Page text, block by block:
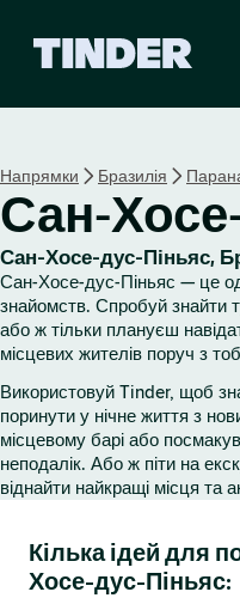
н
а
с
т
о
р
і
н
а
T
i
n
r
Напрямки Бразилія
Сан-
Сан-Хосе-дус-Піньяс,
Сан-Хосе-дус-Піньяс — це
знайомств. Спробуй знайти
або ж тільки плануєш
місцевих жителів поруч з
Використовуй Tinder, щоб
поринути у нічне життя з
місцевому барі або
неподалік. Або ж піти на
віднайти найкращі місця та
Кілька ідей для
Хосе-дус-Піньяс: